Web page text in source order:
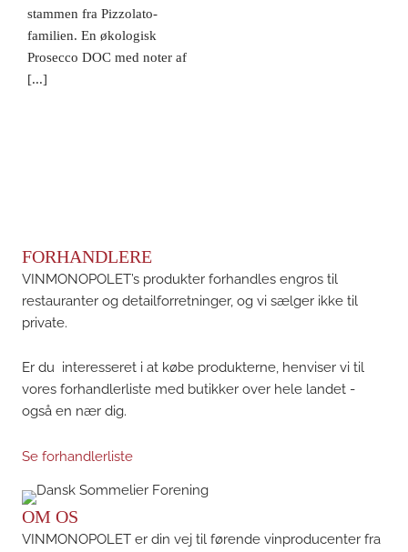
stammen fra Pizzolato-
familien. En økologisk
Prosecco DOC med noter af
[...]
FORHANDLERE
VINMONOPOLET’s produkter forhandles engros til
restauranter og detailforretninger, og vi sælger ikke til
private.
Er du interesseret i at købe produkterne, henviser vi til
vores forhandlerliste med butikker over hele landet -
også en nær dig.
Se forhandlerliste
OM OS
VINMONOPOLET er din vej til førende vinproducenter fra